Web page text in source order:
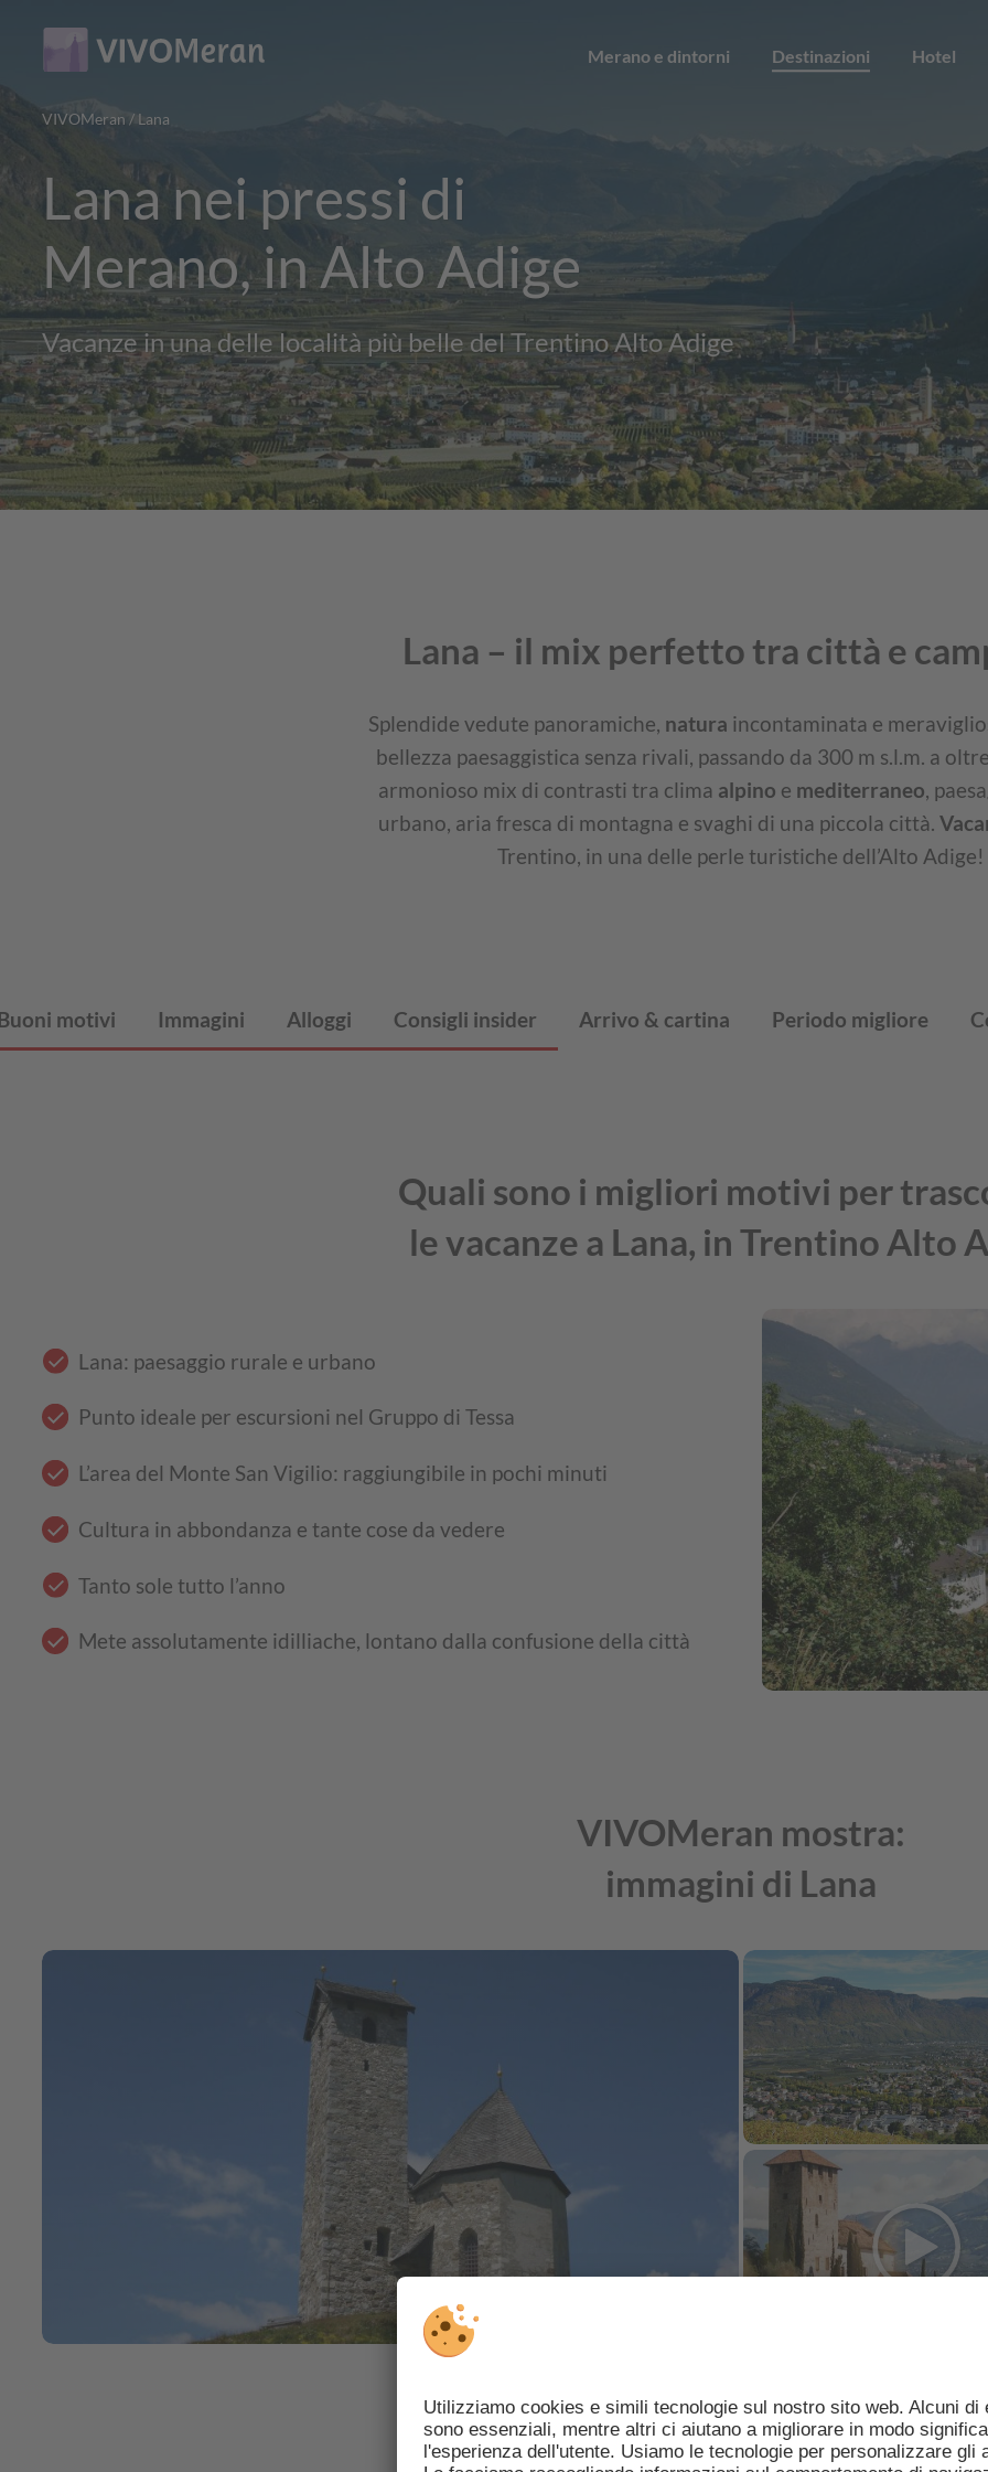
content
navigation
Merano e dintorni Destinazioni Hotel
VIVOMeran / Lana
Lana nei pressi di
Merano, in Alto Adige
Vacanze in una delle località più belle del Trentino Alto Adige
Lana – il mix perfetto tra città e
Splendide vedute panoramiche, natura incontaminata e
bellezza paesaggistica senza rivali, passando da 300 m s.l.m. a
armonioso mix di contrasti tra clima alpino e mediterraneo,
urbano, aria fresca di montagna e svaghi di una piccola città.
Trentino, in una delle perle turistiche dell’Alto Adige!
motivi Immagini Alloggi Consigli insider Arrivo & cartina Periodo migliore
Quali sono i migliori motivi per
le vacanze a Lana, in Trentino Alto
Lana: paesaggio rurale e urbano
Punto ideale per escursioni nel Gruppo di Tessa
L’area del Monte San Vigilio: raggiungibile in pochi minuti
Cultura in abbondanza e tante cose da vedere
Tanto sole tutto l’anno
Mete assolutamente idilliache, lontano dalla confusione della città
VIVOMeran mostra:
immagini di Lana